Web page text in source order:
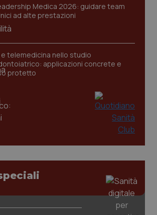
Medica 2026: guidare team
ad alte prestazioni
e telemedicina nello studio
applicazioni concrete e
protetto
sites-ironfish-
enable
www.quotidianosanita.it
www.quotidianosanita.it
.quotidianosanita.it